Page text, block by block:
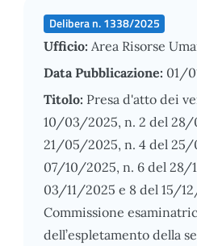
Delibera n. 1338/2025
Ufficio: Area Risorse
Data Pubblicazione: 01/
Titolo: Presa d'atto dei
10/03/2025, n. 2 del 28/
21/05/2025, n. 4 del 25/
07/10/2025, n. 6 del 28/
03/11/2025 e 8 del 15/
Commissione
dell’espletamento della